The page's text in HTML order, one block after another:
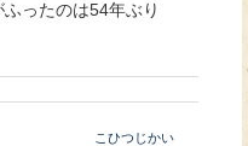
ったのは54年ぶり
こひつじかい